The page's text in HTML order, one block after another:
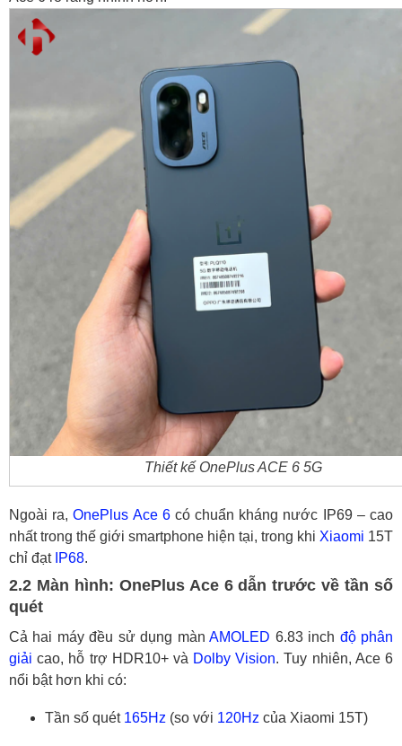
Thiết kế OnePlus ACE 6 5G
Ngoài ra,OnePlus Ace 6có chuẩn kháng nước IP69 – cao
nhất trong thế giới smartphone hiện tại, trong khi Xiaomi 15T
chỉ đạt IP68.
2.2 Màn hình: OnePlus Ace 6 dẫn trước về tần số
quét
Cả hai máy đều sử dụng mànAMOLED 6.83 inch độ phân
giải cao, hỗ trợ HDR10+ và Dolby Vision. Tuy nhiên, Ace 6
nổi bật hơn khi có:
Tần số quét 165Hz (so với 120Hz của Xiaomi 15T)